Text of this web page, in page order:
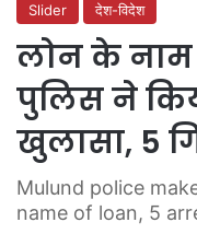
Slider देश-विदेश
लोन के नाम
पुलिस ने
खुलासा, 5
Mulund police
name of loan, 5